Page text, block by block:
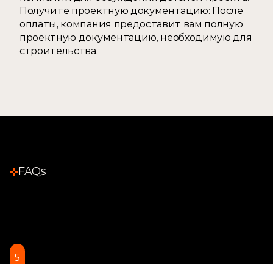
Получите проектную документацию: После
оплаты, компания предоставит вам полную
проектную документацию, необходимую для
строительства.
FAQs
5